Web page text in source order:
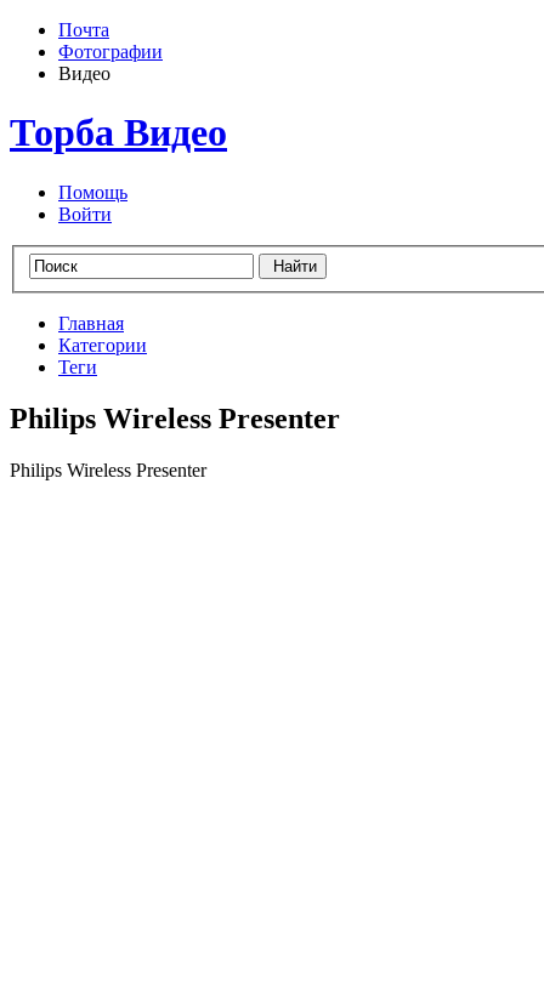
Почта
Фотографии
Видео
Торба Видео
Помощь
Войти
Главная
Категории
Теги
Philips Wireless Presenter
Philips Wireless Presenter